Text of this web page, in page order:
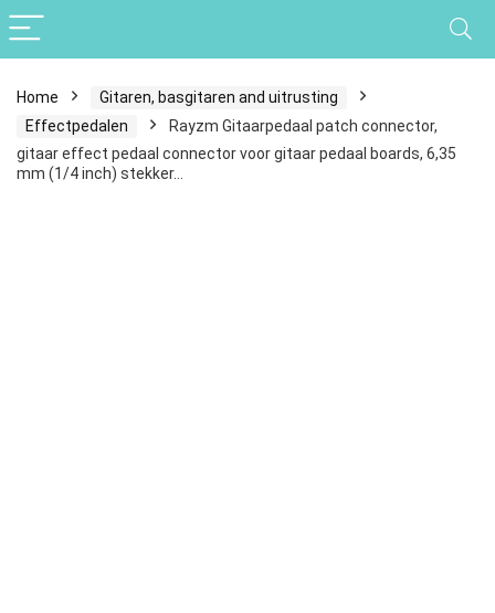
Home
Gitaren, basgitaren and uitrusting
Effectpedalen
Rayzm Gitaarpedaal patch connector,
gitaar effect pedaal connector voor gitaar pedaal boards, 6,35
mm (1/4 inch) stekker…